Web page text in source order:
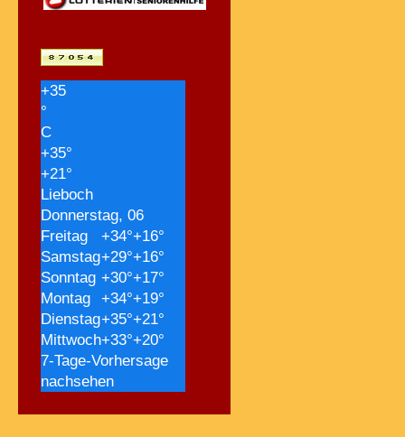
+35
°
C
+35°
+21°
Lieboch
Donnerstag, 06
Freitag
+34°+16°
Samstag+29°+16°
Sonntag +30°+17°
Montag
+34°+19°
Dienstag+35°+21°
Mittwoch+33°+20°
7-Tage-Vorhersage
nachsehen